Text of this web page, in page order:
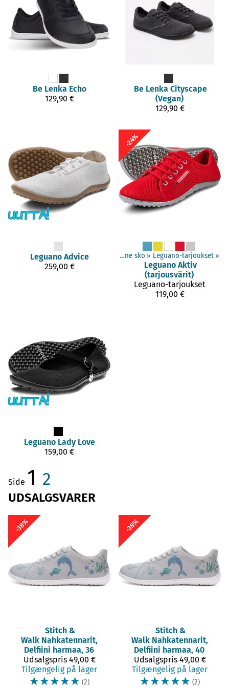
Be Lenka Echo
129,90 €
Be Lenka Cityscape
(Vegan)
129,90 €
Leguano Advice
259,00 €
-24%
Produkterne‪» Barefoot sko Voksne sko ‪» Leguano-tarjoukset ‪»
Leguano Aktiv
(tarjousvärit)
Leguano-tarjoukset
119,00 €
Leguano Lady Love
159,00 €
Side 1 2
UDSALGSVARER
-38%
Stitch &
Walk Nahkatennarit,
Delfiini harmaa, 36
Udsalgspris49,00 €
Tilgængelig på lager
☆☆☆☆☆ (2)
-38%
Stitch &
Walk Nahkatennarit,
Delfiini harmaa, 40
Udsalgspris49,00 €
Tilgængelig på lager
☆☆☆☆☆ (2)